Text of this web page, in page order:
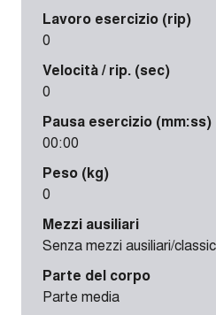
Lavoro esercizio (rip)
0
Velocità / rip. (sec)
0
Pausa esercizio (mm:ss)
00:00
Peso (kg)
0
Mezzi ausiliari
Senza mezzi ausiliari/
Parte del corpo
Parte media